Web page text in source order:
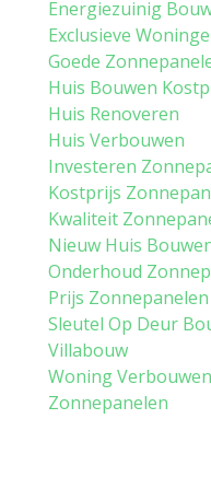
Energiezuinig
Exclusieve
Goede
Huis Bouwen
Huis Renoveren
Huis Verbouwen
Investeren
Kostprijs
Kwaliteit
Nieuw Huis
Onderhoud
Prijs
Sleutel Op Deur
Villabouw
Woning Verbouwen
Zonnepanelen